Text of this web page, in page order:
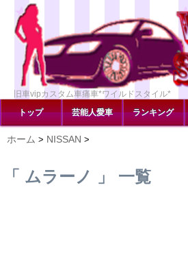
旧車vipカスタム車痛車*ワイルドスタイル*
トップ
芸能人愛車 ランキング
ホーム > NISSAN >
「 ムラーノ 」 一覧